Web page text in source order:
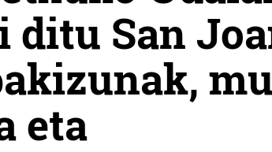
ditu San
eta